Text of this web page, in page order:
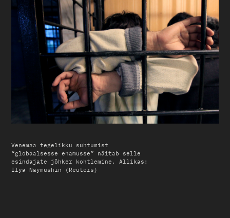
Venemaa tegelikku suhtumist
“globaalsesse enamusse” näitab selle
esindajate jõhker kohtlemine. Allikas:
Ilya Naymushin (Reuters)